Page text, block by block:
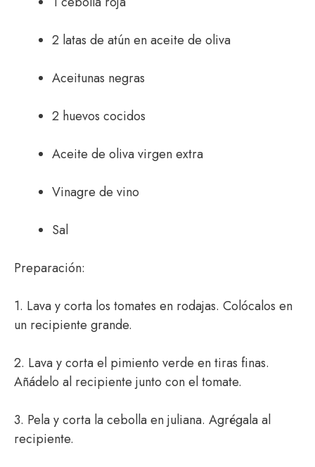
2 latas de atún en aceite de oliva
Aceitunas negras
2 huevos cocidos
Aceite de oliva virgen extra
Vinagre de vino
Sal
Preparación:
1. Lava y corta los tomates en rodajas. Colócalos en
un recipiente grande.
2. Lava y corta el pimiento verde en tiras finas.
Añádelo al recipiente junto con el tomate.
3. Pela y corta la cebolla en juliana. Agrégala al
recipiente.